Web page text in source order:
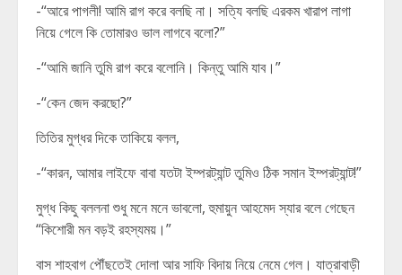
-“আরে পাগলী! আমি রাগ করে বলছি না। সত্যি বলছি এরকম খারাপ লাগা
নিয়ে গেলে কি তোমারও ভাল লাগবে বলো?”
-“আমি জানি তুমি রাগ করে বলোনি। কিন্তু আমি যাব।”
-“কেন জেদ করছো?”
তিতির মুগ্ধর দিকে তাকিয়ে বলল,
-“কারন, আমার লাইফে বাবা যতটা ইম্পরট্যান্ট তুমিও ঠিক সমান ইম্পরট্যান্ট!”
মুগ্ধ কিছু বললনা শুধু মনে মনে ভাবলো, হুমায়ুন আহমেদ স্যার বলে গেছেন
“কিশোরী মন বড়ই রহস্যময়।”
বাস শাহবাগ পৌঁছতেই দোলা আর সাফি বিদায় নিয়ে নেমে গেল। যাত্রাবাড়ী